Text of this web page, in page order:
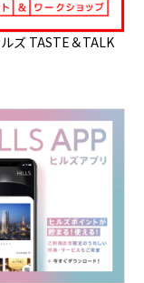
ズ TASTE＆TALK